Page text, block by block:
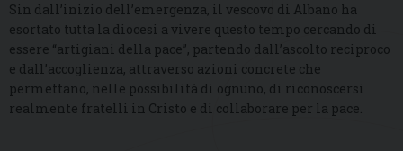
Sin dall’inizio dell’emergenza, il vescovo di Albano ha
esortato tutta la diocesi a vivere questo tempo cercando di
essere “artigiani della pace”, partendo dall’ascolto reciproco
e dall’accoglienza, attraverso azioni concrete che
permettano, nelle possibilità di ognuno, di riconoscersi
realmente fratelli in Cristo e di collaborare per la pace.